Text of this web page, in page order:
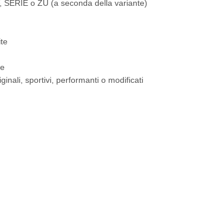
SERIE o ZU (a seconda della variante)
sportivi, performanti o modificati